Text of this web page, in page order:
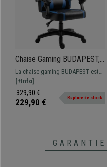
Chaise Gaming BUDAPEST,
Dossier Inclinable, Coussin
Lombaire, en Cuir, Noir et
Bleu
La chaise gaming BUDAPEST est
très confortable grâce à son
rembourrage épais, son support
lombaire et son dossier inclinable.
[+Info]
329,90 €
229,90 € Rupture de stock
GARANTIE